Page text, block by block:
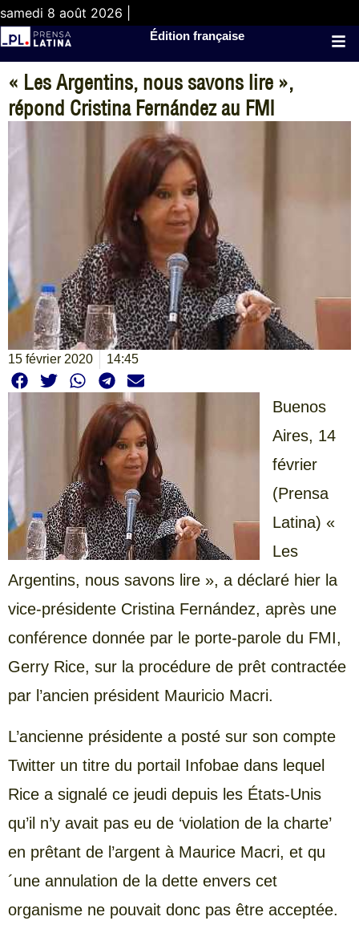
samedi 8 août 2026 |
Édition française
« Les Argentins, nous savons lire »,
répond Cristina Fernández au FMI
15 février 2020 14:45
Buenos
Aires, 14
février
(Prensa
Latina) «
Les
Argentins, nous savons lire », a déclaré hier la
vice-présidente Cristina Fernández, après une
conférence donnée par le porte-parole du FMI,
Gerry Rice, sur la procédure de prêt contractée
par l’ancien président Mauricio Macri.
L’ancienne présidente a posté sur son compte
Twitter un titre du portail Infobae dans lequel
Rice a signalé ce jeudi depuis les États-Unis
qu’il n’y avait pas eu de ‘violation de la charte’
en prêtant de l’argent à Maurice Macri, et qu
´une annulation de la dette envers cet
organisme ne pouvait donc pas être acceptée.